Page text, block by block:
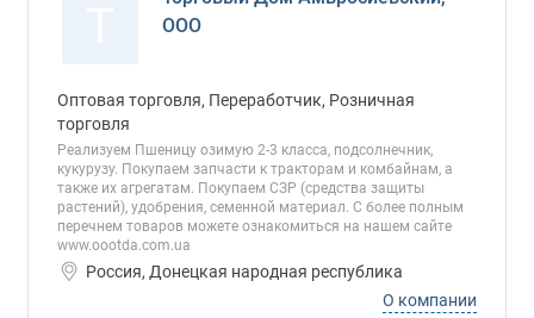
ООО
Оптовая торговля, Переработчик, Розничная
торговля
Реализуем Пшеницу озимую 2-3 класса, подсолнечник,
кукурузу. Покупаем запчасти к тракторам и комбайнам, а
также их агрегатам. Покупаем СЗР (средства защиты
растений), удобрения, семенной материал. C более полным
перечнем товаров можете ознакомиться на нашем сайте
www.oootda.com.ua
Россия, Донецкая народная республика
О компании